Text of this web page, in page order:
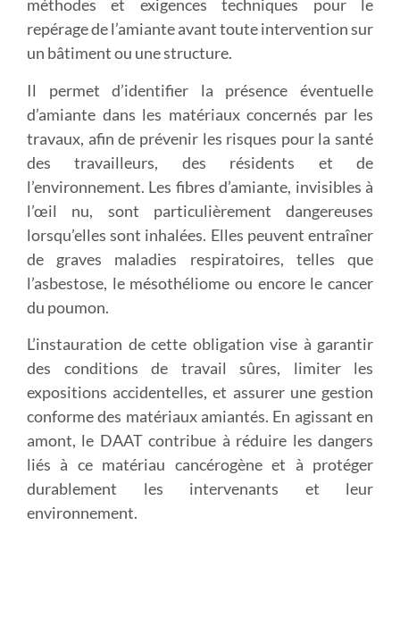
méthodes et exigences techniques pour le
repérage de l’amiante avant toute intervention sur
un bâtiment ou une structure.
Il permet d’identifier la présence éventuelle
d’amiante dans les matériaux concernés par les
travaux, afin de prévenir les risques pour la santé
des travailleurs, des résidents et de
l’environnement. Les fibres d’amiante, invisibles à
l’œil nu, sont particulièrement dangereuses
lorsqu’elles sont inhalées. Elles peuvent entraîner
de graves maladies respiratoires, telles que
l’asbestose, le mésothéliome ou encore le cancer
du poumon.
L’instauration de cette obligation vise à garantir
des conditions de travail sûres, limiter les
expositions accidentelles, et assurer une gestion
conforme des matériaux amiantés. En agissant en
amont, le DAAT contribue à réduire les dangers
liés à ce matériau cancérogène et à protéger
durablement les intervenants et leur
environnement.